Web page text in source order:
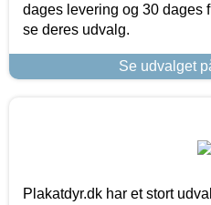
dages levering og 30 dages
se deres udvalg.
Se udvalget
Plakatdyr.dk har et stort